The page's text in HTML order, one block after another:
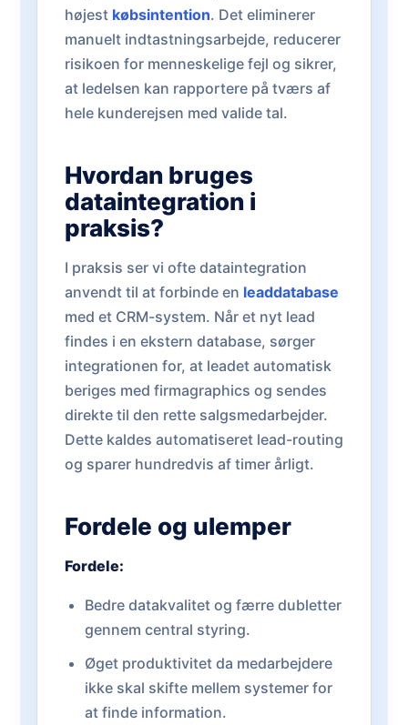
højest købsintention. Det eliminerer
manuelt indtastningsarbejde, reducerer
risikoen for menneskelige fejl og sikrer,
at ledelsen kan rapportere på tværs af
hele kunderejsen med valide tal.
Hvordan bruges
dataintegration i
praksis?
I praksis ser vi ofte dataintegration
anvendt til at forbinde en leaddatabase
med et CRM-system. Når et nyt lead
findes i en ekstern database, sørger
integrationen for, at leadet automatisk
beriges med firmagraphics og sendes
direkte til den rette salgsmedarbejder.
Dette kaldes automatiseret lead-routing
og sparer hundredvis af timer årligt.
Fordele og ulemper
Fordele:
Bedre datakvalitet og færre dubletter
gennem central styring.
Øget produktivitet da medarbejdere
ikke skal skifte mellem systemer for
at finde information.